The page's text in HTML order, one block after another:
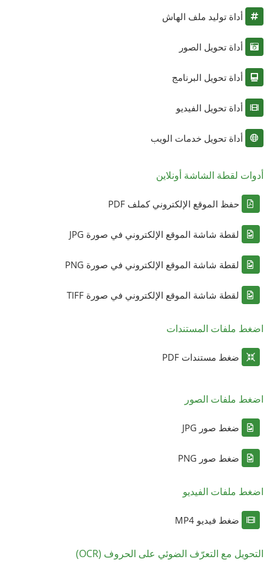
أداة توليد ملف الهاش
أداة تحويل الصور
أداة تحويل البرنامج
أداة تحويل الفيديو
أداة تحويل خدمات الويب
أدوات لقطة الشاشة أونلاين
حفظ الموقع الإلكتروني كملف PDF
لقطة شاشة الموقع الإلكتروني في صورة JPG
لقطة شاشة الموقع الإلكتروني في صورة PNG
لقطة شاشة الموقع الإلكتروني في صورة TIFF
اضغط ملفات المستندات
ضغط مستندات PDF
اضغط ملفات الصور
ضغط صور JPG
ضغط صور PNG
اضغط ملفات الفيديو
ضغط فيديو MP4
التحويل مع التعرّف الضوئي على الحروف (OCR)